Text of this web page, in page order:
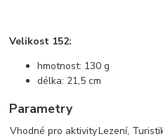
Velikost 152:
hmotnost: 130 g
délka: 21,5 cm
Parametry
Vhodné pro aktivityLezení,